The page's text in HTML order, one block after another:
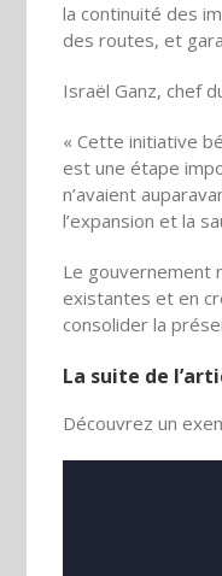
la continuité des
des routes, et
Israël Ganz, chef
« Cette initiative
est une étape
n’avaient
l’expansion et la
Le gouvernement
existantes et en
consolider la
La suite de
Découvrez un